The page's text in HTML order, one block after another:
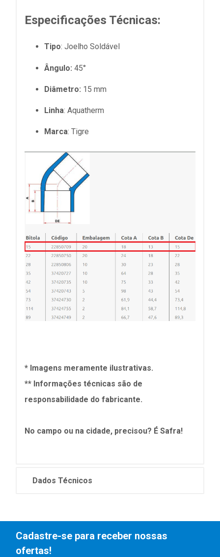
Especificações Técnicas:
Tipo: Joelho Soldável
Ângulo: 45°
Diâmetro: 15 mm
Linha: Aquatherm
Marca: Tigre
* Imagens meramente ilustrativas.
** Informações técnicas são de
responsabilidade do fabricante.
No campo ou na cidade, precisou? É Safra!
Dados Técnicos
Cadastre-se para receber nossas
ofertas!